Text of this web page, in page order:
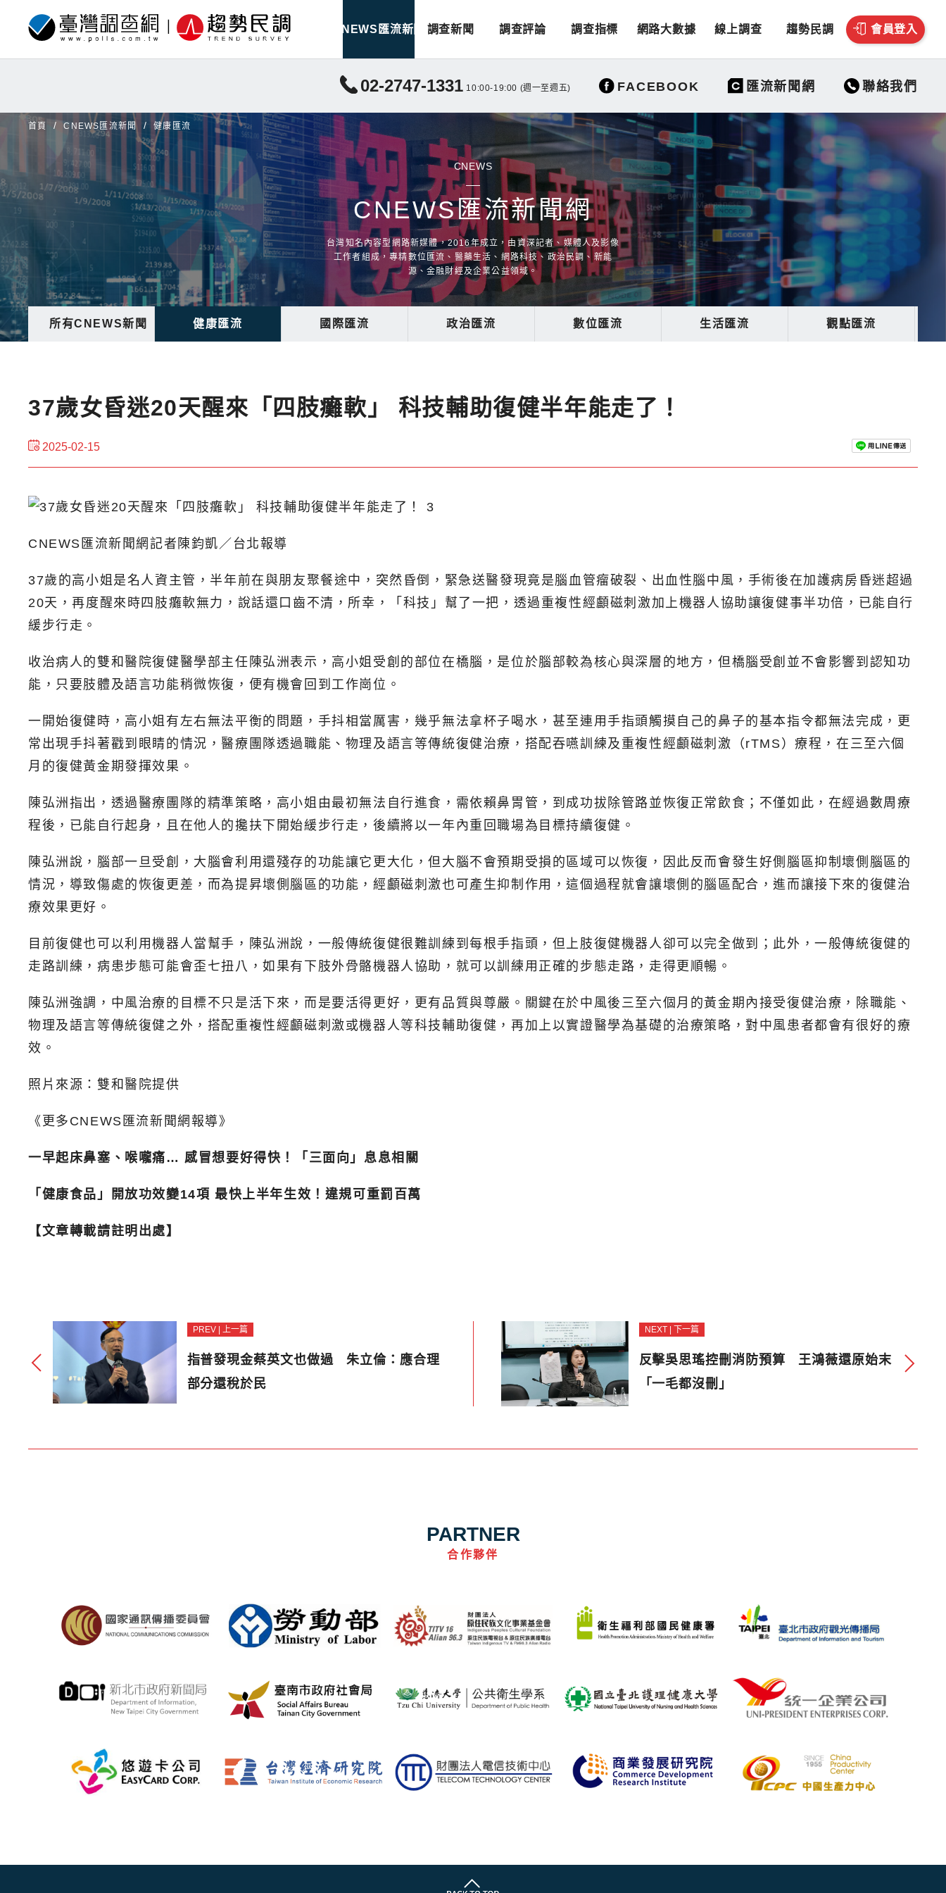
CNEWS匯流新聞 調查新聞 調查評論 調查指標 網路大數據 線上調查 趨勢民調 會員登入
02-2747-1331 10:00-19:00 (週一至週五) FACEBOOK 匯流新聞網 聯絡我們
首頁 CNEWS匯流新聞 健康匯流
CNEWS
CNEWS匯流新聞網
台灣知名內容型網路新媒體，2016年成立，由資深記者、媒體人及影像
工作者組成，專精數位匯流、醫藥生活、網路科技、政治民調、新能
源、金融財經及企業公益領域。
所有CNEWS新聞 健康匯流 國際匯流 政治匯流 數位匯流 生活匯流 觀點匯流
37歲女昏迷20天醒來「四肢癱軟」 科技輔助復健半年能走了！
2025-02-15
CNEWS匯流新聞網記者陳鈞凱／台北報導
37歲的高小姐是名人資主管，半年前在與朋友聚餐途中，突然昏倒，緊急送醫發現竟是腦血管瘤破裂、出血性腦中風，手術後在加護病房昏迷超過
20天，再度醒來時四肢癱軟無力，說話還口齒不清，所幸，「科技」幫了一把，透過重複性經顱磁刺激加上機器人協助讓復健事半功倍，已能自行
緩步行走。
收治病人的雙和醫院復健醫學部主任陳弘洲表示，高小姐受創的部位在橋腦，是位於腦部較為核心與深層的地方，但橋腦受創並不會影響到認知功
能，只要肢體及語言功能稍微恢復，便有機會回到工作崗位。
一開始復健時，高小姐有左右無法平衡的問題，手抖相當厲害，幾乎無法拿杯子喝水，甚至連用手指頭觸摸自己的鼻子的基本指令都無法完成，更
常出現手抖著戳到眼睛的情況，醫療團隊透過職能、物理及語言等傳統復健治療，搭配吞嚥訓練及重複性經顱磁刺激（rTMS）療程，在三至六個
月的復健黃金期發揮效果。
陳弘洲指出，透過醫療團隊的精準策略，高小姐由最初無法自行進食，需依賴鼻胃管，到成功拔除管路並恢復正常飲食；不僅如此，在經過數周療
程後，已能自行起身，且在他人的攙扶下開始緩步行走，後續將以一年內重回職場為目標持續復健。
陳弘洲說，腦部一旦受創，大腦會利用還殘存的功能讓它更大化，但大腦不會預期受損的區域可以恢復，因此反而會發生好側腦區抑制壞側腦區的
情況，導致傷處的恢復更差，而為提昇壞側腦區的功能，經顱磁刺激也可產生抑制作用，這個過程就會讓壞側的腦區配合，進而讓接下來的復健治
療效果更好。
目前復健也可以利用機器人當幫手，陳弘洲說，一般傳統復健很難訓練到每根手指頭，但上肢復健機器人卻可以完全做到；此外，一般傳統復健的
走路訓練，病患步態可能會歪七扭八，如果有下肢外骨骼機器人協助，就可以訓練用正確的步態走路，走得更順暢。
陳弘洲強調，中風治療的目標不只是活下來，而是要活得更好，更有品質與尊嚴。關鍵在於中風後三至六個月的黃金期內接受復健治療，除職能、
物理及語言等傳統復健之外，搭配重複性經顱磁刺激或機器人等科技輔助復健，再加上以實證醫學為基礎的治療策略，對中風患者都會有很好的療
效。
照片來源：雙和醫院提供
《更多CNEWS匯流新聞網報導》
一早起床鼻塞、喉嚨痛… 感冒想要好得快！「三面向」息息相關
「健康食品」開放功效變14項 最快上半年生效！違規可重罰百萬
【文章轉載請註明出處】
PREV | 上一篇
指普發現金蔡英文也做過 朱立倫：應合理
部分還稅於民
NEXT | 下一篇
反擊吳思瑤控刪消防預算 王鴻薇還原始末
「一毛都沒刪」
PARTNER
合作夥伴